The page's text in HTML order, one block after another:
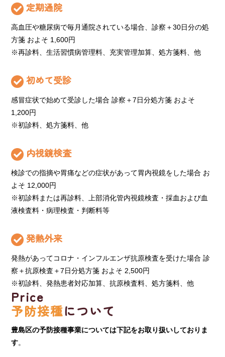
定期通院
高血圧や糖尿病で毎月通院されている場合、診察＋30日分の処
方箋 およそ 1,600円
※再診料、生活習慣病管理料、充実管理加算、処方箋料、他
初めて受診
感冒症状で始めて受診した場合 診察＋7日分処方箋 およそ
1,200円
※初診料、処方箋料、他
内視鏡検査
検診での指摘や胃痛などの症状があって胃内視鏡をした場合 お
よそ 12,000円
※初診料または再診料、上部消化管内視鏡検査・採血および血
液検査料・病理検査・判断料等
発熱外来
発熱があってコロナ・インフルエンザ抗原検査を受けた場合 診
察＋抗原検査＋7日分処方箋 およそ 2,500円
※初診料、発熱患者対応加算、抗原検査料、処方箋料、他
Price
予防接種について
豊島区の予防接種事業については下記をお取り扱いしておりま
す。